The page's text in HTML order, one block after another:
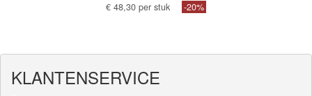
€ 48,30 per stuk
-20%
KLANTENSERVICE